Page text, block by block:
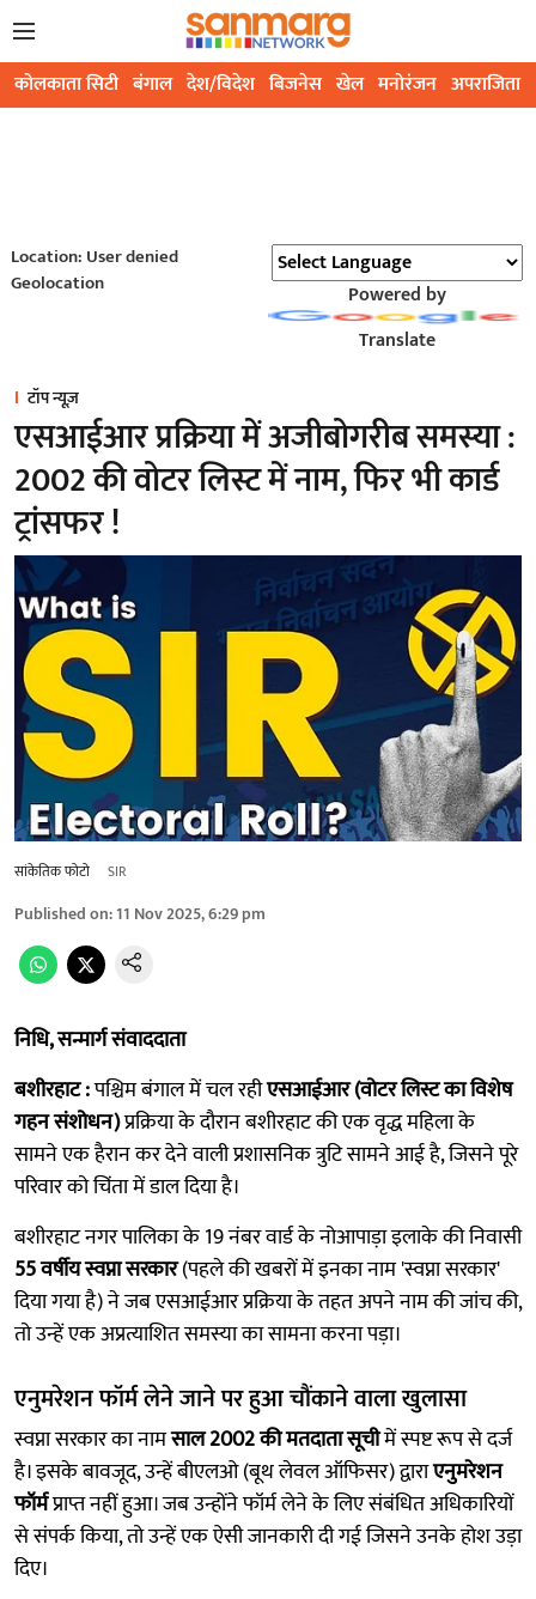
कोलकाता सिटी बंगाल देश/विदेश बिजनेस खेल मनोरंजन अपराजिता
Location: User denied
Geolocation
Powered by
Translate
टॉप न्यूज़
एसआईआर प्रक्रिया में अजीबोगरीब समस्या :
2002 की वोटर लिस्ट में नाम, फिर भी कार्ड
ट्रांसफर !
सांकेतिक फोटो SIR
Published on:11 Nov 2025, 6:29 pm
निधि, सन्मार्ग संवाददाता
बशीरहाट :पश्चिम बंगाल में चल रहीएसआईआर (वोटर लिस्ट का विशेष
गहन संशोधन)प्रक्रिया के दौरान बशीरहाट की एक वृद्ध महिला के
सामने एक हैरान कर देने वाली प्रशासनिक त्रुटि सामने आई है, जिसने पूरे
परिवार को चिंता में डाल दिया है।
बशीरहाट नगर पालिका के 19 नंबर वार्ड के नोआपाड़ा इलाके की निवासी
55 वर्षीय स्वप्ना सरकार(पहले की खबरों में इनका नाम 'स्वप्ना सरकार'
दिया गया है) ने जब एसआईआर प्रक्रिया के तहत अपने नाम की जांच की,
तो उन्हें एक अप्रत्याशित समस्या का सामना करना पड़ा।
एनुमरेशन फॉर्म लेने जाने पर हुआ चौंकाने वाला खुलासा
स्वप्ना सरकार का नामसाल 2002 की मतदाता सूचीमें स्पष्ट रूप से दर्ज
है। इसके बावजूद, उन्हें बीएलओ (बूथ लेवल ऑफिसर) द्वाराएनुमरेशन
फॉर्मप्राप्त नहीं हुआ। जब उन्होंने फॉर्म लेने के लिए संबंधित अधिकारियों
से संपर्क किया, तो उन्हें एक ऐसी जानकारी दी गई जिसने उनके होश उड़ा
दिए।